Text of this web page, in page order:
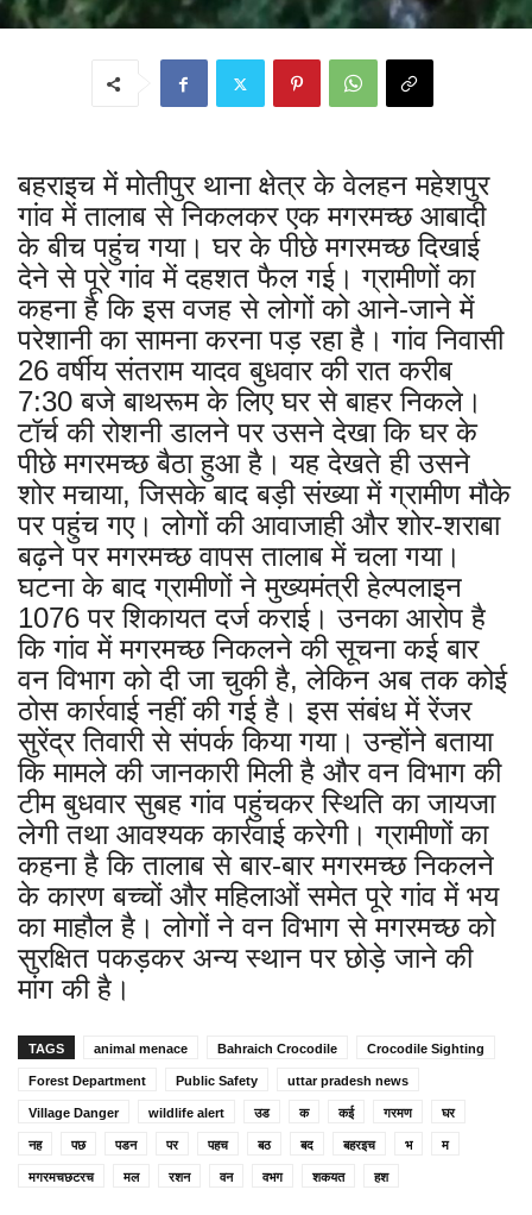
बहराइच में मोतीपुर थाना क्षेत्र के वेलहन महेशपुर
गांव में तालाब से निकलकर एक मगरमच्छ आबादी
के बीच पहुंच गया। घर के पीछे मगरमच्छ दिखाई
देने से पूरे गांव में दहशत फैल गई। ग्रामीणों का
कहना है कि इस वजह से लोगों को आने-जाने में
परेशानी का सामना करना पड़ रहा है। गांव निवासी
26 वर्षीय संतराम यादव बुधवार की रात करीब
7:30 बजे बाथरूम के लिए घर से बाहर निकले।
टॉर्च की रोशनी डालने पर उसने देखा कि घर के
पीछे मगरमच्छ बैठा हुआ है। यह देखते ही उसने
शोर मचाया, जिसके बाद बड़ी संख्या में ग्रामीण मौके
पर पहुंच गए। लोगों की आवाजाही और शोर-शराबा
बढ़ने पर मगरमच्छ वापस तालाब में चला गया।
घटना के बाद ग्रामीणों ने मुख्यमंत्री हेल्पलाइन
1076 पर शिकायत दर्ज कराई। उनका आरोप है
कि गांव में मगरमच्छ निकलने की सूचना कई बार
वन विभाग को दी जा चुकी है, लेकिन अब तक कोई
ठोस कार्रवाई नहीं की गई है। इस संबंध में रेंजर
सुरेंद्र तिवारी से संपर्क किया गया। उन्होंने बताया
कि मामले की जानकारी मिली है और वन विभाग की
टीम बुधवार सुबह गांव पहुंचकर स्थिति का जायजा
लेगी तथा आवश्यक कार्रवाई करेगी। ग्रामीणों का
कहना है कि तालाब से बार-बार मगरमच्छ निकलने
के कारण बच्चों और महिलाओं समेत पूरे गांव में भय
का माहौल है। लोगों ने वन विभाग से मगरमच्छ को
सुरक्षित पकड़कर अन्य स्थान पर छोड़े जाने की
मांग की है।
TAGS animal menace Bahraich Crocodile Crocodile Sighting
Forest Department Public Safety uttar pradesh news
Village Danger wildlife alert उड क कई गरमण घर
नह पछ पडन पर पहच बठ बद बहरइच भ म
मगरमचछटरच मल रशन वन वभग शकयत हश